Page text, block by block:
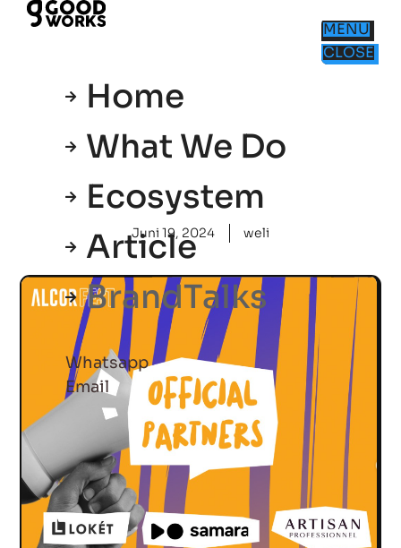
MENU
CLOSE
Home
What We Do
Ecosystem
Article
BrandTalks
Whatsapp
Email
Juni 19, 2024 weli